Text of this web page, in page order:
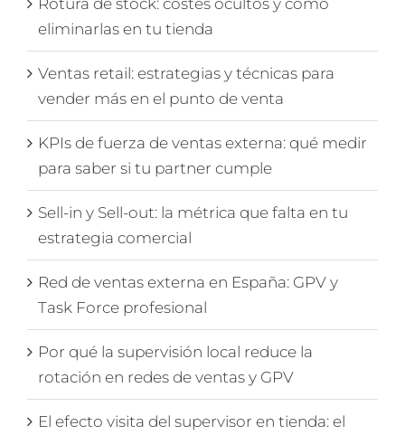
Rotura de stock: costes ocultos y cómo
eliminarlas en tu tienda
Ventas retail: estrategias y técnicas para
vender más en el punto de venta
KPIs de fuerza de ventas externa: qué medir
para saber si tu partner cumple
Sell-in y Sell-out: la métrica que falta en tu
estrategia comercial
Red de ventas externa en España: GPV y
Task Force profesional
Por qué la supervisión local reduce la
rotación en redes de ventas y GPV
El efecto visita del supervisor en tienda: el